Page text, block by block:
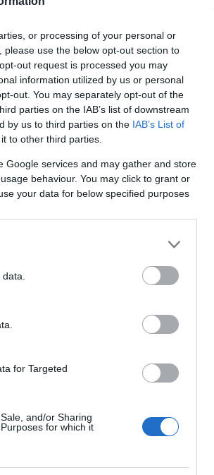
or processing of your personal or
use the below opt-out section to
out request is processed you may
information utilized by us or personal
out. You may separately opt-out of the
parties on the IAB’s list of downstream
by us to third parties on the IAB’s List of
to other third parties.
Google services and may gather and store
behaviour. You may click to grant or
your data for below specified purposes
for Targeted
and/or Sharing
for which it
σοβαρά σε
ελικοπτέρου Apache,
Μενέντεζ την Πέμπτη δεν
για τις 6 Μαΐου 2024.